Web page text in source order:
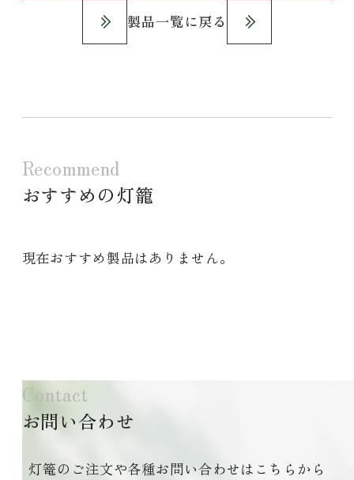
製品一覧に戻る
Recommend
おすすめの灯籠
現在おすすめ製品はありません。
Contact
お問い合わせ
灯篭のご注文や各種お問い合わせはこちらから